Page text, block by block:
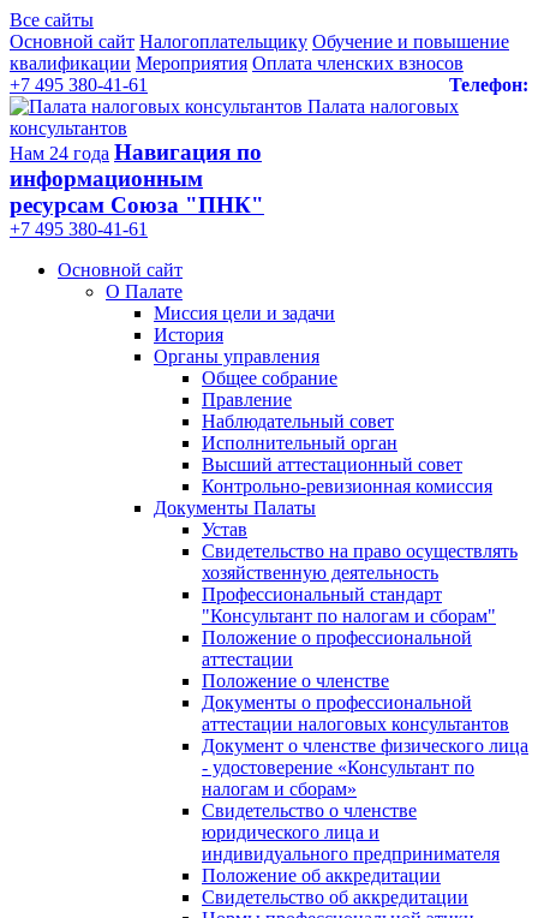
Все сайты
Основной сайт Налогоплательщику Обучение и повышение
квалификации Мероприятия Оплата членских взносов
Телефон:
+7 495 380-41-61
Палата налоговых
консультантов
Нам 24 года Навигация по
информационным
ресурсам Союза "ПНК"
+7 495 380‑41‑61
Основной сайт
О Палате
Миссия цели и задачи
История
Органы управления
Общее собрание
Правление
Наблюдательный совет
Исполнительный орган
Высший аттестационный совет
Контрольно-ревизионная комиссия
Документы Палаты
Устав
Свидетельство на право осуществлять
хозяйственную деятельность
Профессиональный стандарт
"Консультант по налогам и сборам"
Положение о профессиональной
аттестации
Положение о членстве
Документы о профессиональной
аттестации налоговых консультантов
Документ о членстве физического лица
- удостоверение «Консультант по
налогам и сборам»
Свидетельство о членстве
юридического лица и
индивидуального предпринимателя
Положение об аккредитации
Свидетельство об аккредитации